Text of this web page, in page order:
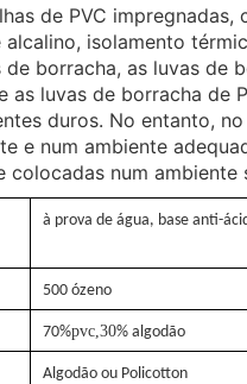
de PVC
isolamento
de borracha, as luvas de
as luvas de borracha de
duros. No entanto,
e num ambiente
colocadas num
à prova de água, base anti-
500 ózeno
70%pvc,30% algodão
Algodão ou Policotton